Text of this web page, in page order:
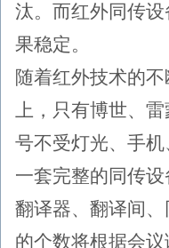
汰。而红外同传
果稳定。
随着红外技术的
上，只有博世、
号不受灯光、手
一套完整的同传
翻译器、翻译间
的个数将根据会